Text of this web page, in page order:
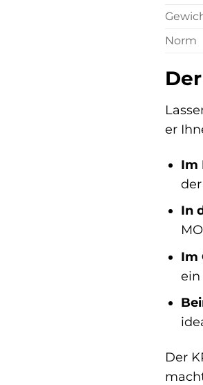
Norm
er
Im
In
Im
ein
Der